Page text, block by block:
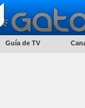
Guía de TV